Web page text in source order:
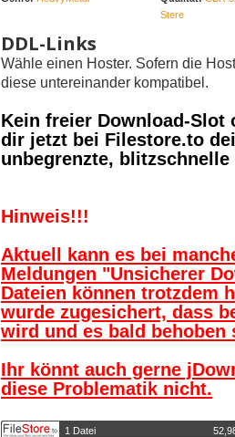
Stere
DDL-Links
Wähle einen Hoster. Sofern die
diese untereinander kompatibel.
Kein freier Download-Slot
dir jetzt bei Filestore.to
unbegrenzte,
Hinweis!!!
Aktuell kann es bei
Meldungen "Unsicherer
Dateien können trotzdem
wurde zugesichert, dass
wird und es bald behoben
Ihr könnt auch gerne
diese Problematik nicht.
1 Datei